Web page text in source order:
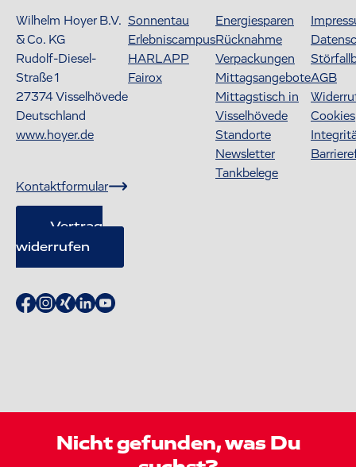
Wilhelm Hoyer B.V.
& Co. KG
Rudolf-Diesel-
Straße 1
27374Visselhövede
Deutschland
www.hoyer.de
Kontaktformular
Vertrag
widerrufen
Sonnentau
Erlebniscampus
HARLAPP
Fairox
Energiesparen
Rücknahme
Verpackungen
Mittagsangebote
Mittagstisch in
Visselhövede
Standorte
Newsletter
Tankbelege
AGB
Cookies
Nicht gefunden, was Du